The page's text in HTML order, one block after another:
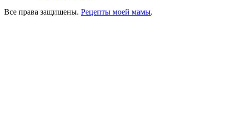
Все права защищены. Рецепты моей мамы.